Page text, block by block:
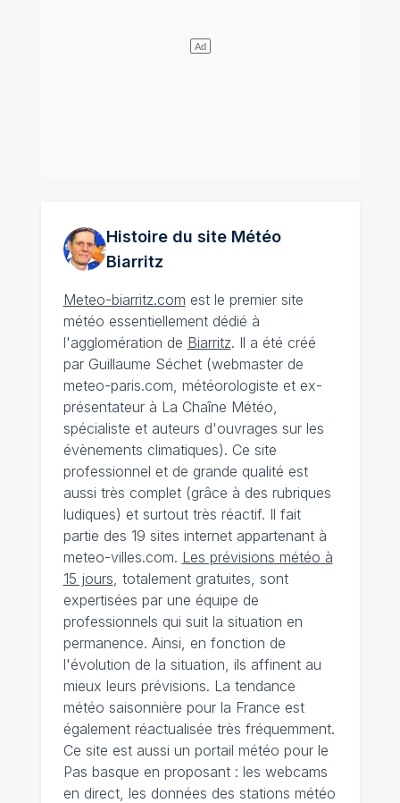
Histoire du site Météo
Biarritz
Meteo-biarritz.com est le premier site
météo essentiellement dédié à
l'agglomération de Biarritz. Il a été créé
par Guillaume Séchet (webmaster de
meteo-paris.com, météorologiste et ex-
présentateur à La Chaîne Météo,
spécialiste et auteurs d'ouvrages sur les
évènements climatiques). Ce site
professionnel et de grande qualité est
aussi très complet (grâce à des rubriques
ludiques) et surtout très réactif. Il fait
partie des 19 sites internet appartenant à
meteo-villes.com. Les prévisions météo à
15 jours , totalement gratuites, sont
expertisées par une équipe de
professionnels qui suit la situation en
permanence. Ainsi, en fonction de
l'évolution de la situation, ils affinent au
mieux leurs prévisions. La tendance
météo saisonnière pour la France est
également réactualisée très fréquemment.
Ce site est aussi un portail météo pour le
Pas basque en proposant : les webcams
en direct, les données des stations météo